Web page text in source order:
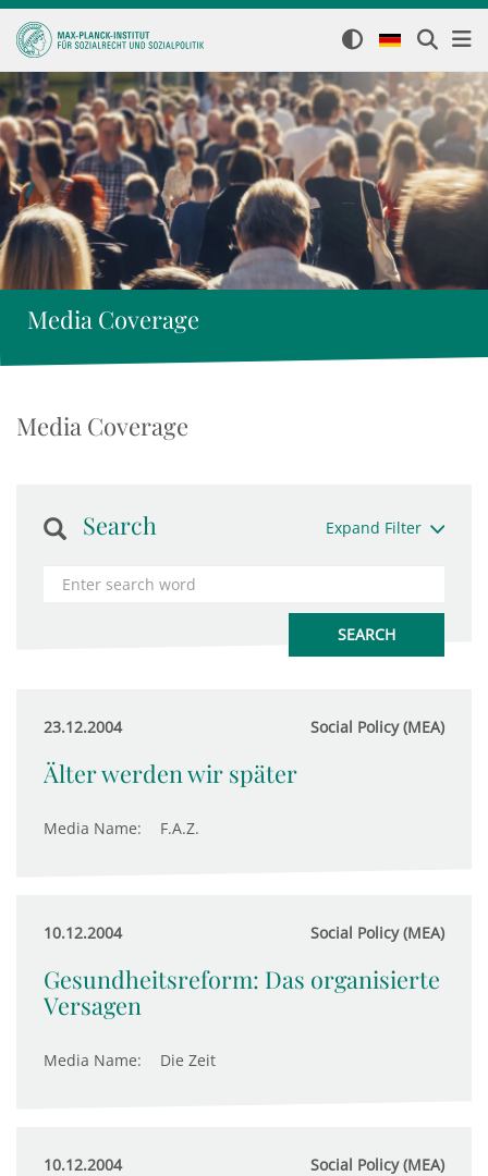
Media Coverage
Media Coverage
Search Expand Filter
23.12.2004 Social Policy (MEA)
Älter werden wir später
Media Name: F.A.Z.
10.12.2004 Social Policy (MEA)
Gesundheitsreform: Das organisierte
Versagen
Media Name: Die Zeit
10.12.2004 Social Policy (MEA)